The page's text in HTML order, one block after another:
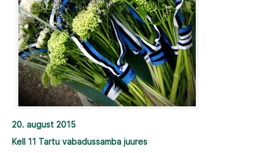
20. august 2015
Kell 11 Tartu vabadussamba juures